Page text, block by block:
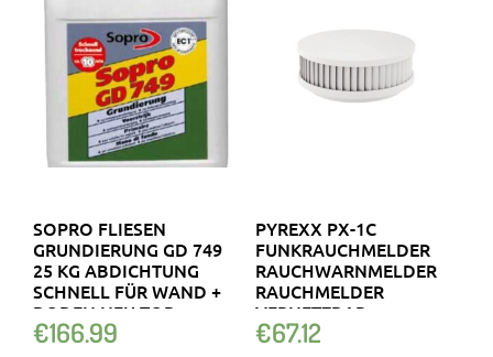
SOPRO FLIESEN
GRUNDIERUNG GD 749
25 KG ABDICHTUNG
SCHNELL FÜR WAND +
BODEN NEU TOP
€166.99
PYREXX PX-1C
FUNKRAUCHMELDER
RAUCHWARNMELDER
RAUCHMELDER
VERNETZBAR
€67.12